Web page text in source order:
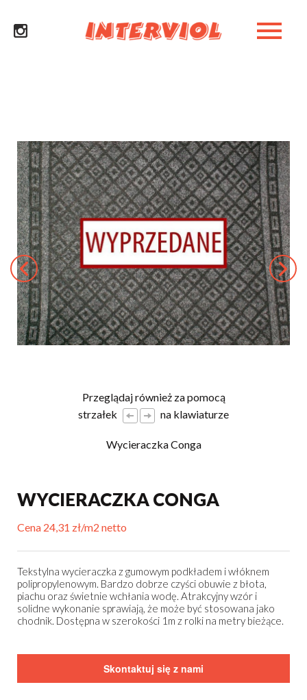
Przeglądaj również za pomocą
strzałek
na klawiaturze
Wycieraczka Conga
WYCIERACZKA CONGA
Cena 24,31 zł/m2 netto
Tekstylna wycieraczka z gumowym podkładem i włóknem
polipropylenowym. Bardzo dobrze czyści obuwie z błota,
piachu oraz świetnie wchłania wodę. Atrakcyjny wzór i
solidne wykonanie sprawiają, że może być stosowana jako
chodnik. Dostępna w szerokości 1m z rolki na metry bieżące.
Skontaktuj się z nami